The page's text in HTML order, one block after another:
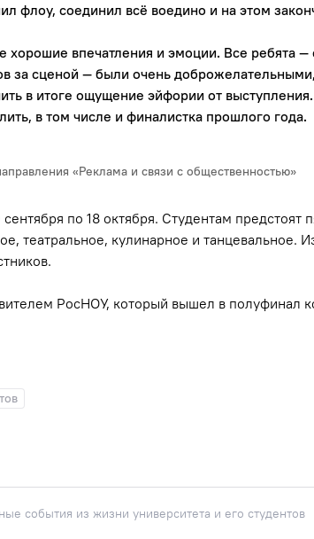
флоу, соединил всё воедино и на этом
хорошие впечатления и эмоции. Все ребята —
за сценой — были очень
в итоге ощущение эйфории от
в том числе и финалистка прошлого года.
«Реклама и связи с общественностью»
по 18 октября. Студентам предстоят
театральное, кулинарное и танцевальное.
РосНОУ, который вышел в полуфинал
события из жизни университета и его студентов